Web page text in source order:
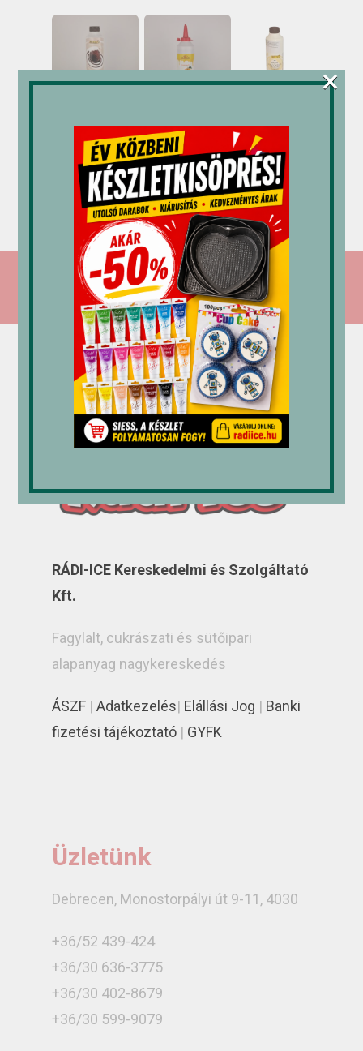
Mec3
öntet
csokoládé
1 kg
5,159Ft
M-gél
öntet
narancs
1,2 kg
3,523Ft
Mec3
öntet
Stracciatella
0,8 kg
8,113Ft
RÁDI-ICE Kereskedelmi és Szolgáltató
Kft.
Fagylalt, cukrászati és sütőipari
alapanyag nagykereskedés
ÁSZF | Adatkezelés| Elállási Jog | Banki
fizetési tájékoztató | GYFK
Üzletünk
Debrecen, Monostorpályi út 9-11, 4030
+36/52 439-424
+36/30 636-3775
+36/30 402-8679
+36/30 599-9079
×